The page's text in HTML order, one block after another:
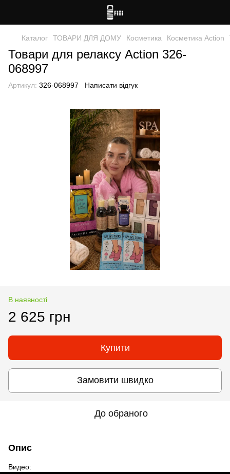
Каталог ТОВАРИ ДЛЯ ДОМУ Косметика Косметика Action
Товари для релаксу Action 326-
068997
Артикул: 326-068997 Написати відгук
В наявності
2 625 грн
Купити
Замовити швидко
До обраного
Опис
Видео: